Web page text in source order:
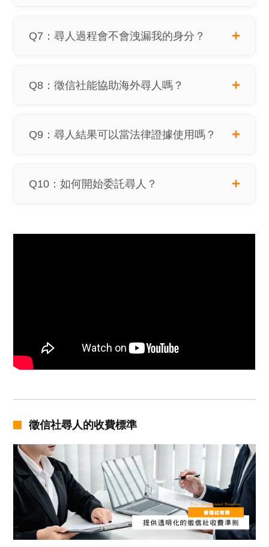
Q7：尋人過程會不會洩漏我的身分？
Q8：徵信社能協助海外尋人嗎？
Q9：尋人結果可以當法律證據使用嗎？
Q10：如何開始委託尋人？
徵信社尋人的收費標準